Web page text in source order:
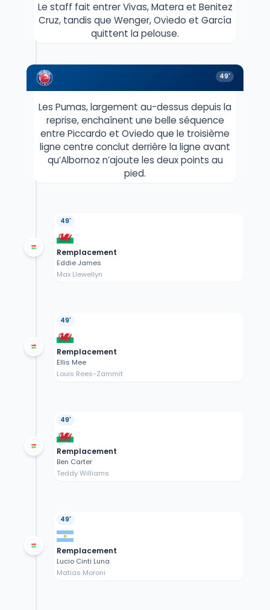
Le staff fait entrer Vivas, Matera et Benitez
Cruz, tandis que Wenger, Oviedo et García
quittent la pelouse.
49'
Les Pumas, largement au-dessus depuis la
reprise, enchaînent une belle séquence
entre Piccardo et Oviedo que le troisième
ligne centre conclut derrière la ligne avant
qu’Albornoz n’ajoute les deux points au
pied.
49'
Remplacement
Eddie James
Max Llewellyn
49'
Remplacement
Ellis Mee
Louis Rees-Zammit
49'
Remplacement
Ben Carter
Teddy Williams
49'
Remplacement
Lucio Cinti Luna
Matias Moroni